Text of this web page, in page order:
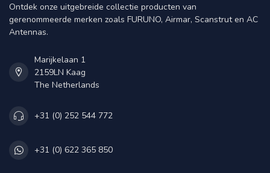
Ontdek onze uitgebreide collectie producten van
gerenommeerde merken zoals FURUNO, Airmar, Scanstrut en AC
Antennas.
Marijkelaan 1
2159LN Kaag
The Netherlands
+31 (0) 252 544 772
+31 (0) 622 365 850